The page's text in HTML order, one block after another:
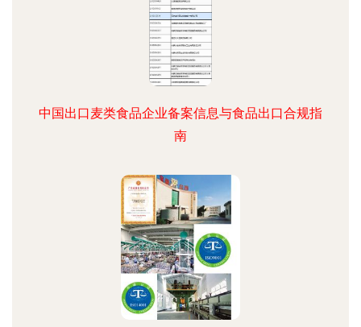
中国出口麦类食品企业备案信息与食品出口合规指
南